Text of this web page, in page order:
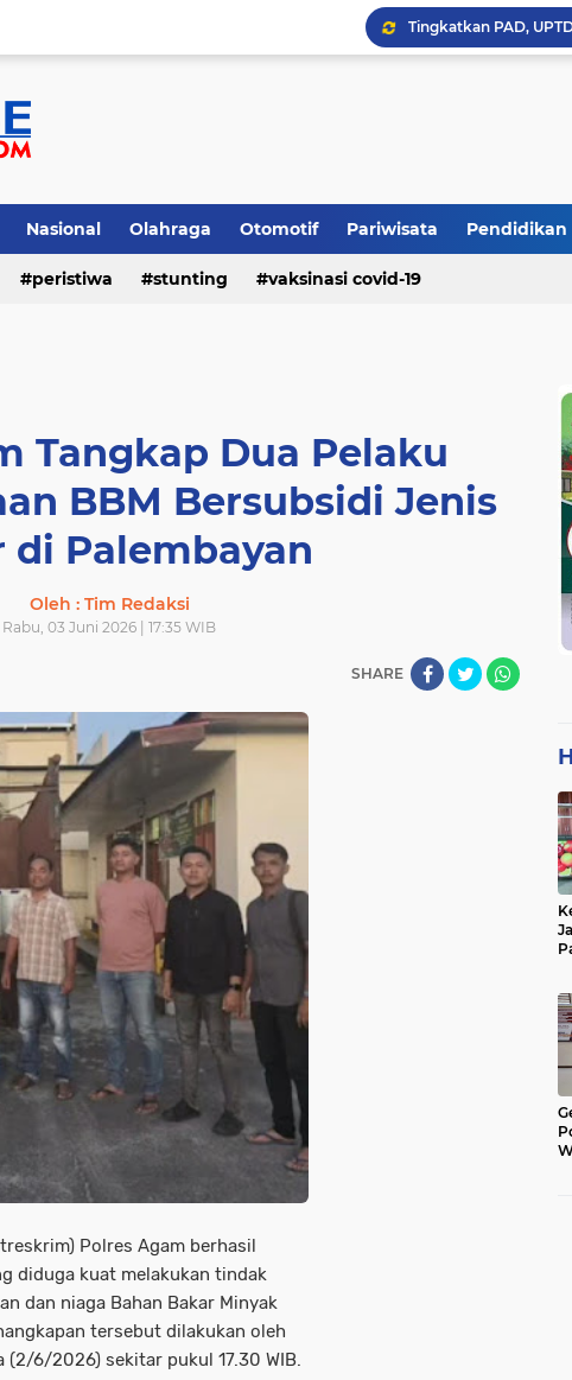
Bupati
Longsor Ganggu
Mengakhiri Pecah
Nasional Olahraga Otomotif Pariwisata Pendidikan
peristiwa stunting vaksinasi covid-19
Tangkap Dua Pelaku
BBM Bersubsidi Jenis
di Palembayan
Oleh : Tim Redaksi
Rabu, 03 Juni 2026 | 17:35 WIB
SHARE
Polres Agam berhasil
diduga kuat melakukan tindak
dan niaga Bahan Bakar Minyak
tersebut dilakukan oleh
(2/6/2026) sekitar pukul 17.30 WIB.